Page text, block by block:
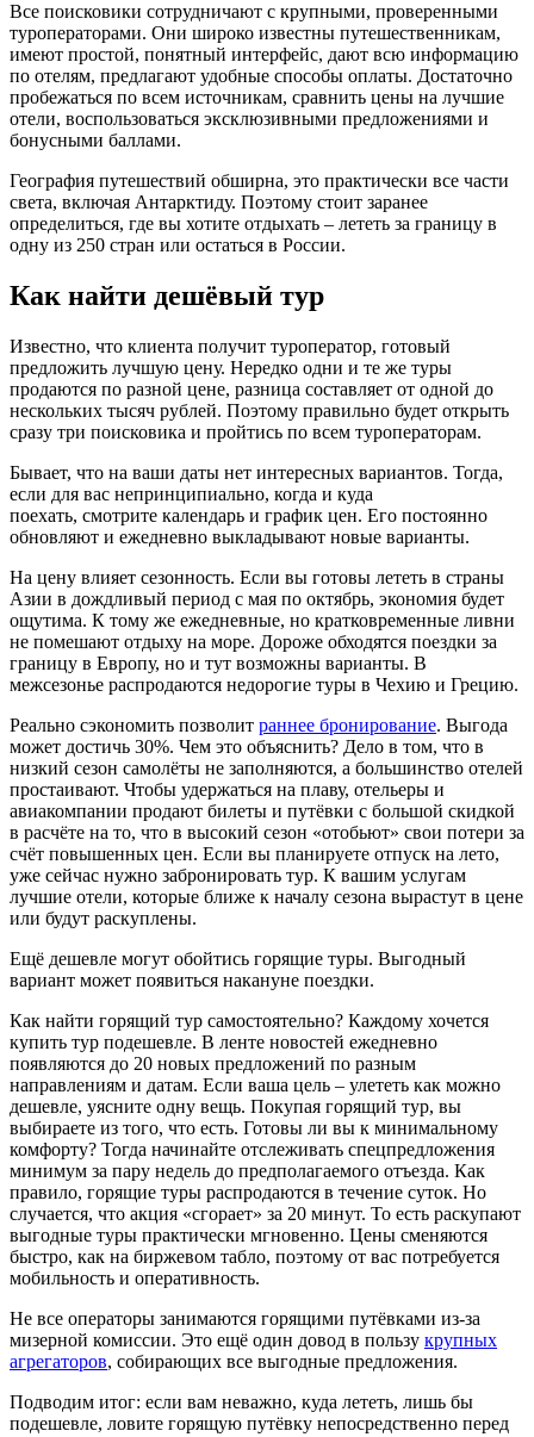
Все поисковики сотрудничают с крупными, проверенными
туроператорами. Они широко известны путешественникам,
имеют простой, понятный интерфейс, дают всю информацию
по отелям, предлагают удобные способы оплаты. Достаточно
пробежаться по всем источникам, сравнить цены на лучшие
отели, воспользоваться эксклюзивными предложениями и
бонусными баллами.
География путешествий обширна, это практически все части
света, включая Антарктиду. Поэтому стоит заранее
определиться, где вы хотите отдыхать – лететь за границу в
одну из 250 стран или остаться в России.
Как найти дешёвый тур
Известно, что клиента получит туроператор, готовый
предложить лучшую цену. Нередко одни и те же туры
продаются по разной цене, разница составляет от одной до
нескольких тысяч рублей. Поэтому правильно будет открыть
сразу три поисковика и пройтись по всем туроператорам.
Бывает, что на ваши даты нет интересных вариантов. Тогда,
если для вас непринципиально, когда и куда
поехать, смотрите календарь и график цен. Его постоянно
обновляют и ежедневно выкладывают новые варианты.
На цену влияет сезонность. Если вы готовы лететь в страны
Азии в дождливый период с мая по октябрь, экономия будет
ощутима. К тому же ежедневные, но кратковременные ливни
не помешают отдыху на море. Дороже обходятся поездки за
границу в Европу, но и тут возможны варианты. В
межсезонье распродаются недорогие туры в Чехию и Грецию.
Реально сэкономить позволит раннее бронирование. Выгода
может достичь 30%. Чем это объяснить? Дело в том, что в
низкий сезон самолёты не заполняются, а большинство отелей
простаивают. Чтобы удержаться на плаву, отельеры и
авиакомпании продают билеты и путёвки с большой скидкой
в расчёте на то, что в высокий сезон «отобьют» свои потери за
счёт повышенных цен. Если вы планируете отпуск на лето,
уже сейчас нужно забронировать тур. К вашим услугам
лучшие отели, которые ближе к началу сезона вырастут в цене
или будут раскуплены.
Ещё дешевле могут обойтись горящие туры. Выгодный
вариант может появиться накануне поездки.
Как найти горящий тур самостоятельно? Каждому хочется
купить тур подешевле. В ленте новостей ежедневно
появляются до 20 новых предложений по разным
направлениям и датам. Если ваша цель – улететь как можно
дешевле, уясните одну вещь. Покупая горящий тур, вы
выбираете из того, что есть. Готовы ли вы к минимальному
комфорту? Тогда начинайте отслеживать спецпредложения
минимум за пару недель до предполагаемого отъезда. Как
правило, горящие туры распродаются в течение суток. Но
случается, что акция «сгорает» за 20 минут. То есть раскупают
выгодные туры практически мгновенно. Цены сменяются
быстро, как на биржевом табло, поэтому от вас потребуется
мобильность и оперативность.
Не все операторы занимаются горящими путёвками из-за
мизерной комиссии. Это ещё один довод в пользу крупных
агрегаторов, собирающих все выгодные предложения.
Подводим итог: если вам неважно, куда лететь, лишь бы
подешевле, ловите горящую путёвку непосредственно перед